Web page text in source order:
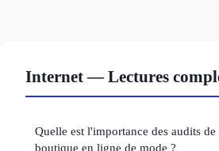
Internet — Lectures
Quelle est l'importance des audits
boutique en ligne de mode ?